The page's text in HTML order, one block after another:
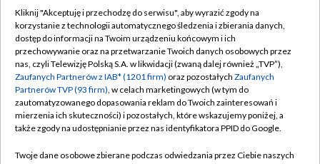
TVP
Abonament TVP
Emisja w TVP
Centrum informacji TVP
Naziemna Telewizja Cyfrowa
Regulamin TVP
Polityka prywatności
Moje zgody
Pomoc
Kliknij "Akceptuję i przechodzę do serwisu", aby wyrazić zgody na
korzystanie z technologii automatycznego śledzenia i zbierania danych,
dostęp do informacji na Twoim urządzeniu końcowym i ich
przechowywanie oraz na przetwarzanie Twoich danych osobowych przez
nas, czyli Telewizję Polską S.A. w likwidacji (zwaną dalej również „TVP”),
Zaufanych Partnerów z IAB* (1201 firm) oraz pozostałych Zaufanych
Partnerów TVP (93 firm), w celach marketingowych (w tym do
zautomatyzowanego dopasowania reklam do Twoich zainteresowań i
mierzenia ich skuteczności) i pozostałych, które wskazujemy poniżej, a
także zgody na udostępnianie przez nas identyfikatora PPID do Google.
Twoje dane osobowe zbierane podczas odwiedzania przez Ciebie naszych